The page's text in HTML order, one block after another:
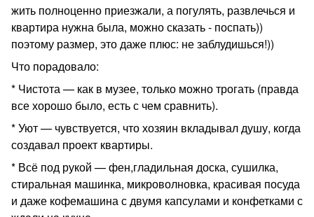
жить полноценно приезжали, а погулять, развлечься и
квартира нужна была, можно сказать - поспать))
поэтому размер, это даже плюс: не заблудишься!))
Что порадовало:
* Чистота — как в музее, только можно трогать (правда
все хорошо было, есть с чем сравнить).
* Уют — чувствуется, что хозяин вкладывал душу, когда
создавал проект квартиры.
* Всё под рукой — фен,гладильная доска, сушилка,
стиральная машинка, микроволновка, красивая посуда
и даже кофемашина с двумя капсулами и конфетками с